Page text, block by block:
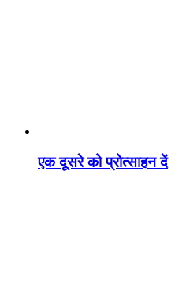
एक दूसरे को प्रोत्साहन दें